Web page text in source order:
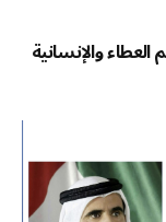
والإنسانية